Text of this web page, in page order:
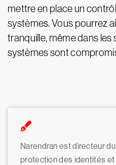
mettre en place un
systèmes. Vous pourrez
tranquille, même dans les
systèmes sont
Narendran est directeur
protection des identités